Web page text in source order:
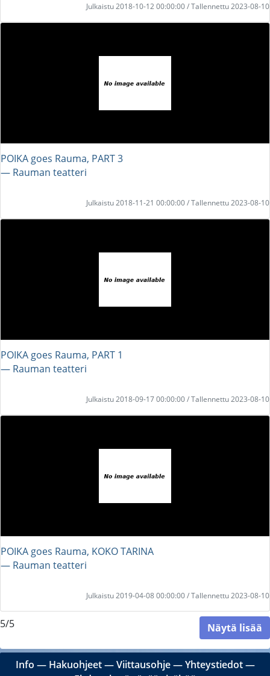
Julkaistu 2018-10-12 00:00:00 / Tallennettu 2023-08-10
POIKA goes Rauma, PART 3
― Rauman teatteri
Julkaistu 2018-11-21 00:00:00 / Tallennettu 2023-08-10
POIKA goes Rauma, PART 1
― Rauman teatteri
Julkaistu 2018-09-17 00:00:00 / Tallennettu 2023-08-10
POIKA goes Rauma, KOKO TARINA
― Rauman teatteri
Julkaistu 2019-04-08 00:00:00 / Tallennettu 2023-08-10
5/5 Näytä lisää
Info ― Hakuohjeet―Viittausohje―Yhteystiedot―